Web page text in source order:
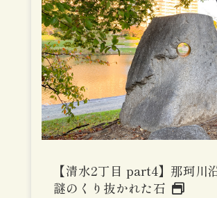
【清水2丁目 part4】那珂川
謎のくり抜かれた石